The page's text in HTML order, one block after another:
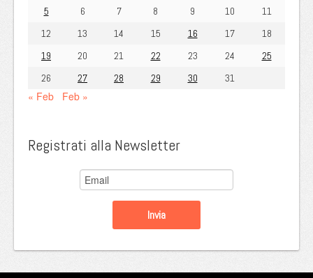
5
6 7 8 9 10
11
12
13 14 15 16 17
18
19
20 21 22 23 24
25
26
27 28 29 30 31
« Feb Feb »
Registrati alla Newsletter